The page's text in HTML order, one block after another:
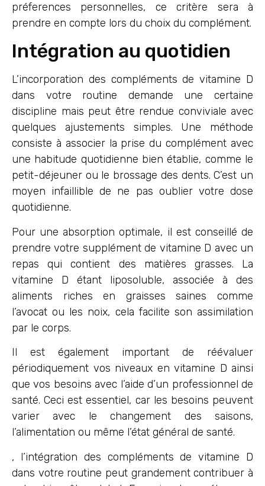
préferences personnelles, ce critère sera à
prendre en compte lors du choix du complément.
Intégration au quotidien
L’incorporation des compléments de vitamine D
dans votre routine demande une certaine
discipline mais peut être rendue conviviale avec
quelques ajustements simples. Une méthode
consiste à associer la prise du complément avec
une habitude quotidienne bien établie, comme le
petit-déjeuner ou le brossage des dents. C’est un
moyen infaillible de ne pas oublier votre dose
quotidienne.
Pour une absorption optimale, il est conseillé de
prendre votre supplément de vitamine D avec un
repas qui contient des matières grasses. La
vitamine D étant liposoluble, associée à des
aliments riches en graisses saines comme
l’avocat ou les noix, cela facilite son assimilation
par le corps.
Il est également important de réévaluer
périodiquement vos niveaux en vitamine D ainsi
que vos besoins avec l’aide d’un professionnel de
santé. Ceci est essentiel, car les besoins peuvent
varier avec le changement des saisons,
l’alimentation ou même l’état général de santé.
, l’intégration des compléments de vitamine D
dans votre routine peut grandement contribuer à